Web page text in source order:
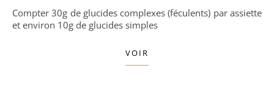
Compter 30g de glucides complexes (féculents) par assiette
et environ 10g de glucides simples
VOIR